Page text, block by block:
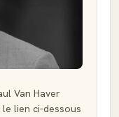
Van Haver
lien ci-dessous